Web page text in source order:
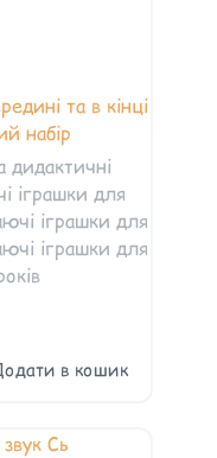
та в кінці
набір
дидактичні
іграшки для
іграшки для
іграшки для
в кошик